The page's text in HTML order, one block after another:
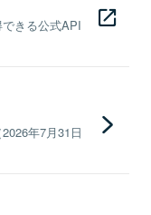
きる公式API
年7月31日